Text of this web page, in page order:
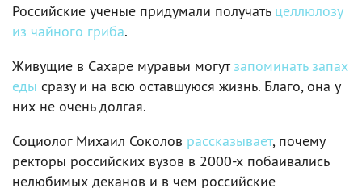
Российские ученые придумали получать целлюлозу
из чайного гриба.
Живущие в Сахаре муравьи могутзапоминать запах
еды сразу и на всю оставшуюся жизнь. Благо, она у
них не очень долгая.
Социолог Михаил Соколов рассказывает, почему
ректоры российских вузов в 2000-х побаивались
нелюбимых деканов и в чем российские